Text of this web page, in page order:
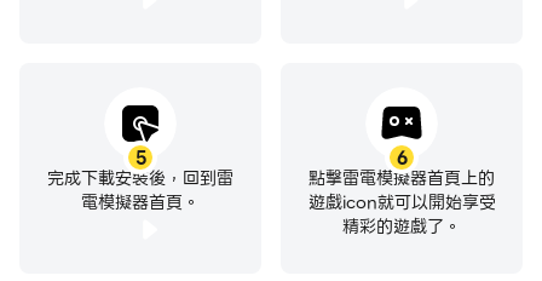
5
完成下載安裝後，回到雷
電模擬器首頁。
6
點擊雷電模擬器首頁上的
遊戲icon就可以開始享受
精彩的遊戲了。